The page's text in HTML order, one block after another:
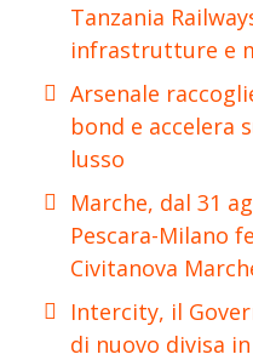
Tanzania
infrastrutture e
Arsenale
bond e accelera
lusso
Marche, dal 31
Pescara-Milano
Civitanova
Intercity, il
di nuovo divisa